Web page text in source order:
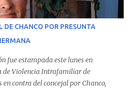
que uno de los casos
de la Municipalidad de Chanco,
a la normativa vigente. El informe
de dinero apostado se registró en
DE CHANCO POR PRESUNTA
fue estampada este lunes en
de Violencia Intrafamiliar de
en contra del concejal por Chanco,